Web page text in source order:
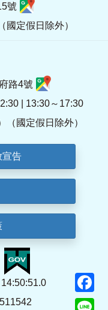
號
國定假日除外）
路4號
| 13:30～17:30
（國定假日除外）
宣告